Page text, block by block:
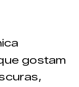
gostam